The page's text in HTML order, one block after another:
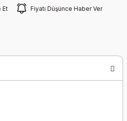
Et Fiyatı Düşünce Haber Ver